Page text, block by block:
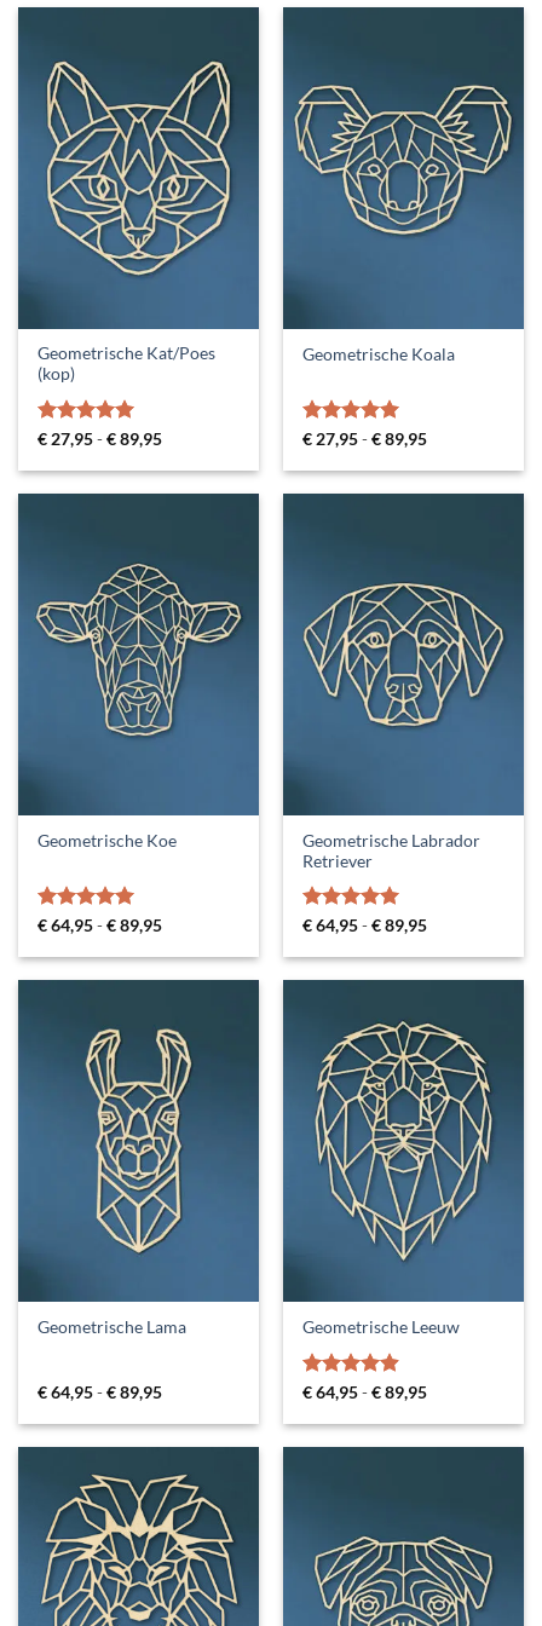
Geometrische Kat/Poes
(kop)
Gewaardeerd
€ 27,95-€89,95Prijsklasse:
tot
Geometrische Koala
Gewaardeerd
€ 27,95-€89,95Prijsklasse:
tot
Geometrische Koe
Gewaardeerd
€64,95-€89,95Prijsklasse:
tot
Geometrische Labrador
Retriever
Gewaardeerd
€64,95-€89,95Prijsklasse:
tot
Geometrische Lama
€64,95-€89,95Prijsklasse:
tot
Geometrische Leeuw
Gewaardeerd
€64,95-€89,95Prijsklasse:
tot